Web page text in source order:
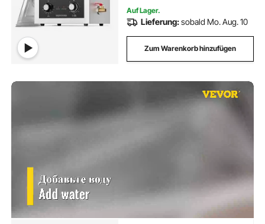
Auf Lager.
Lieferung:sobald Mo. Aug. 10
Zum Warenkorb hinzufügen